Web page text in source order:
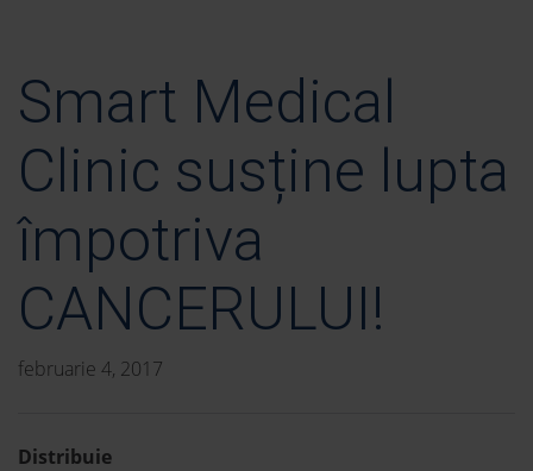
Smart Medical
Clinic susține lupta
împotriva
CANCERULUI!
februarie 4, 2017
Distribuie